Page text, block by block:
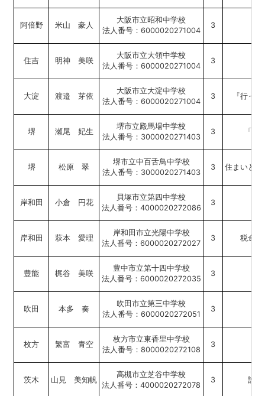
阿倍野 米山 豪人
大阪市立昭和中学校
法人番号：6000020271004
3
住吉 明神 美咲
大阪市立大領中学校
法人番号：6000020271004
3
大淀 渡邉 芽依
大阪市立大淀中学校
法人番号：6000020271004
3 『行っ
堺 瀬尾 妃生
堺市立殿馬場中学校
法人番号：3000020271403
3 「税
堺 松原 翠
堺市立中百舌鳥中学校
法人番号：3000020271403
3 住まいと
岸和田 小倉 円花
貝塚市立第四中学校
法人番号：4000020272086
3
岸和田 萩本 愛理
岸和田市立光陽中学校
法人番号：6000020272027
3 税金
豊能 梶谷 美咲
豊中市立第十四中学校
法人番号：6000020272035
3
吹田 本多 奏
吹田市立第三中学校
法人番号：6000020272051
3
枚方 繁富 青空
枚方市立東香里中学校
法人番号：8000020272108
3
茨木 山見 美知帆
高槻市立芝谷中学校
法人番号：4000020272078
3 誰